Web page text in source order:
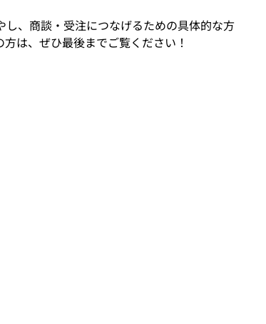
、商談・受注につなげるための具体的な方
は、ぜひ最後までご覧ください！